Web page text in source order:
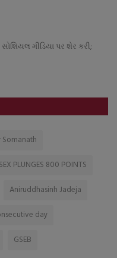
મીડિયા પર શેર કરી;
Somanath
PLUNGES 800 POINTS
Aniruddhasinh Jadeja
day
GSEB